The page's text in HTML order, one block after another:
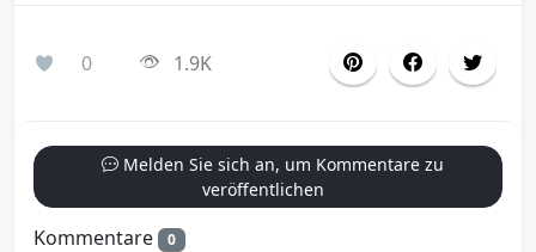
0 1.9K
Melden Sie sich an, um Kommentare zu
veröffentlichen
Kommentare 0